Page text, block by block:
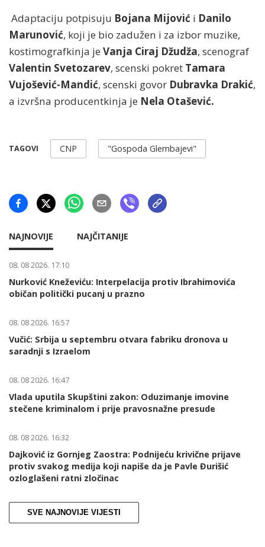
Adaptaciju potpisuju Bojana Mijović i Danilo
Marunović, koji je bio zadužen i za izbor muzike,
kostimografkinja je Vanja Ciraj Džudža, scenograf
Valentin Svetozarev, scenski pokret Tamara
Vujošević-Mandić, scenski govor Dubravka Drakić,
a izvršna producentkinja je Nela Otašević.
TAGOVI CNP "Gospoda Glembajevi"
NAJNOVIJE NAJČITANIJE
08. 08 2026. 17:10
Nurković Kneževiću: Interpelacija protiv Ibrahimovića
običan politički pucanj u prazno
08. 08 2026. 16:57
Vučić: Srbija u septembru otvara fabriku dronova u
saradnji s Izraelom
08. 08 2026. 16:47
Vlada uputila Skupštini zakon: Oduzimanje imovine
stečene kriminalom i prije pravosnažne presude
08. 08 2026. 16:32
Dajković iz Gornjeg Zaostra: Podnijeću krivične prijave
protiv svakog medija koji napiše da je Pavle Đurišić
ozloglašeni ratni zločinac
SVE NAJNOVIJE VIJESTI